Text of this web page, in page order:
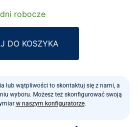
robocze
DO KOSZYKA
lub wątpliwości to skontaktuj się z nami, a
wyboru. Możesz też skonfigurować swoją
w naszym konfiguratorze.